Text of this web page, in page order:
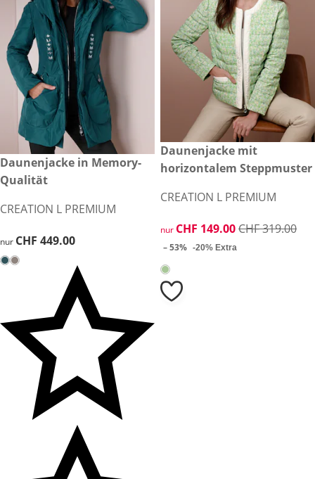
CHF 449.00
Daunenjacke in Memory-
Qualität
CREATION L PREMIUM
CHF 449.00
nur CHF 449.00
reduzierter Preis CHF
-53%
Daunenjacke mit
horizontalem Steppmuster
CREATION L PREMIUM
reduzierter Preis CHF
nur CHF 149.00CHF 319.00
– 53% -20% Extra